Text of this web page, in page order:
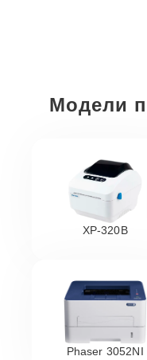
Модели
XP-320B
Phaser 3052NI